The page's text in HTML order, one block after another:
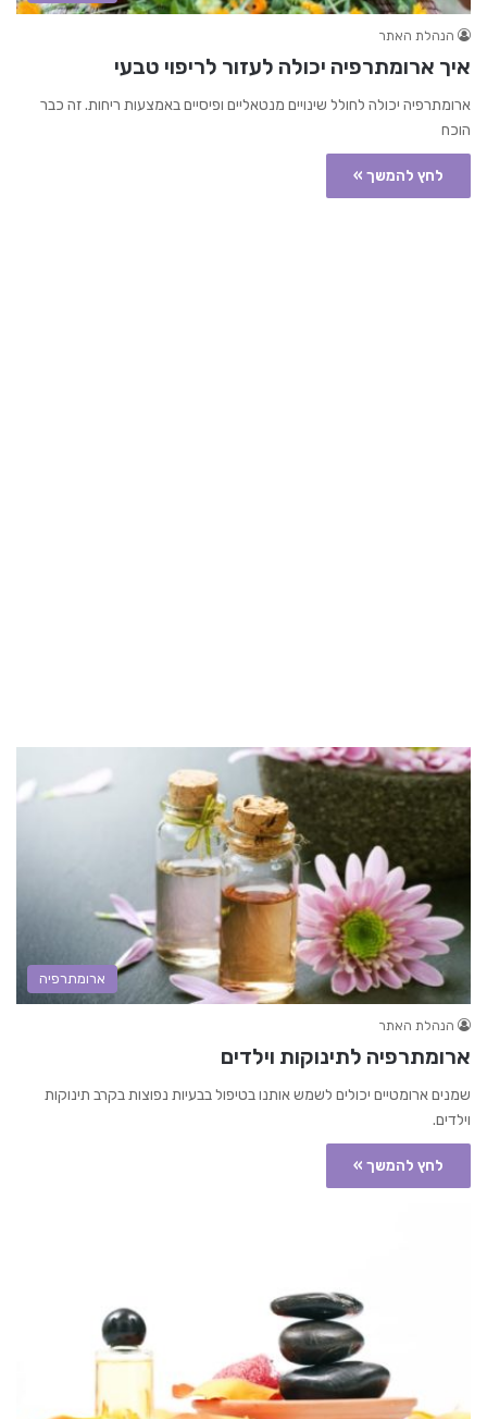
הנהלת האתר
איך ארומתרפיה יכולה לעזור לריפוי טבעי
ארומתרפיה יכולה לחולל שינויים מנטאליים ופיסיים באמצעות ריחות. זה כבר
הוכח
לחץ להמשך »
ארומתרפיה
הנהלת האתר
ארומתרפיה לתינוקות וילדים
שמנים ארומטיים יכולים לשמש אותנו בטיפול בבעיות נפוצות בקרב תינוקות
וילדים.
לחץ להמשך »